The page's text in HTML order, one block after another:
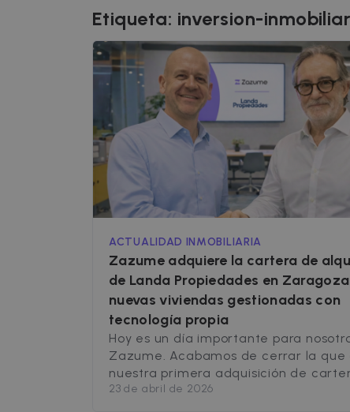
Etiqueta: inversion-
ACTUALIDAD INMOBILIARIA
Zazume adquiere la cartera de
de Landa Propiedades en
nuevas viviendas gestionadas con
tecnología propia
Hoy es un día importante para
Zazume. Acabamos de cerrar la que
nuestra primera adquisición de
activos residenciales: hemos llegado
23 de abril de 2026